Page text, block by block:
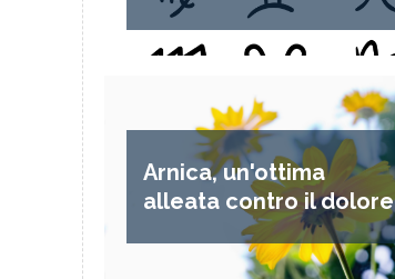
Arnica, un'ottima
alleata contro il dolore